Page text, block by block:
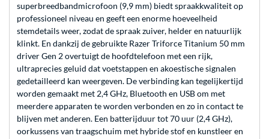
superbreedbandmicrofoon (9,9 mm) biedt spraakkwaliteit op
professioneel niveau en geeft een enorme hoeveelheid
stemdetails weer, zodat de spraak zuiver, helder en natuurlijk
klinkt. En dankzij de gebruikte Razer Triforce Titanium 50 mm
driver Gen 2 overtuigt de hoofdtelefoon met een rijk,
ultraprecies geluid dat voetstappen en akoestische signalen
gedetailleerd kan weergeven. De verbinding kan tegelijkertijd
worden gemaakt met 2,4 GHz, Bluetooth en USB om met
meerdere apparaten te worden verbonden en zo in contact te
blijven met anderen. Een batterijduur tot 70 uur (2,4 GHz),
oorkussens van traagschuim met hybride stof en kunstleer en